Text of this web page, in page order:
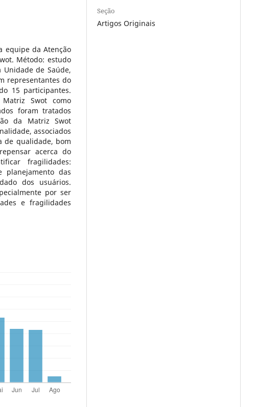
equipe da Atenção
Método: estudo
de Saúde,
representantes do
15 participantes.
Swot como
foram tratados
da Matriz Swot
associados
de qualidade, bom
acerca do
fragilidades:
planejamento das
dos usuários.
por ser
e fragilidades
Seção
Artigos Originais